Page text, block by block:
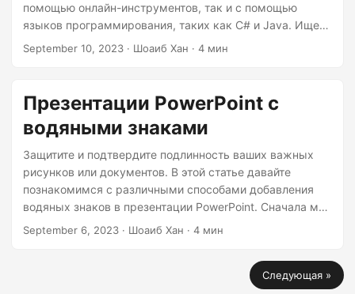
помощью онлайн-инструментов, так и с помощью
языков программирования, таких как C# и Java. Ищете
ли вы быстрое онлайн-решение или более
September 10, 2023 · Шоаиб Хан · 4 мин
Презентации PowerPoint с
водяными знаками
Защитите и подтвердите подлинность ваших важных
рисунков или документов. В этой статье давайте
познакомимся с различными способами добавления
водяных знаков в презентации PowerPoint. Сначала мы
рассмотрим простой в использовании онлайн-
углубимся в добавление водяных знаков с помощью
September 6, 2023 · Шоаиб Хан · 4 мин
Следующая »